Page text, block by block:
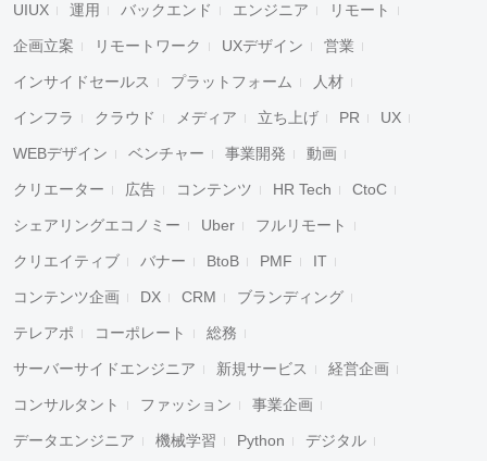
UIUX 運用 バックエンド エンジニア リモート
企画立案 リモートワーク UXデザイン 営業
インサイドセールス プラットフォーム 人材
インフラ クラウド メディア 立ち上げ PR UX
WEBデザイン ベンチャー 事業開発 動画
クリエーター 広告 コンテンツ HR Tech CtoC
シェアリングエコノミー Uber フルリモート
クリエイティブ バナー BtoB PMF IT
コンテンツ企画 DX CRM ブランディング
テレアポ コーポレート 総務
サーバーサイドエンジニア 新規サービス 経営企画
コンサルタント ファッション 事業企画
データエンジニア 機械学習 Python デジタル